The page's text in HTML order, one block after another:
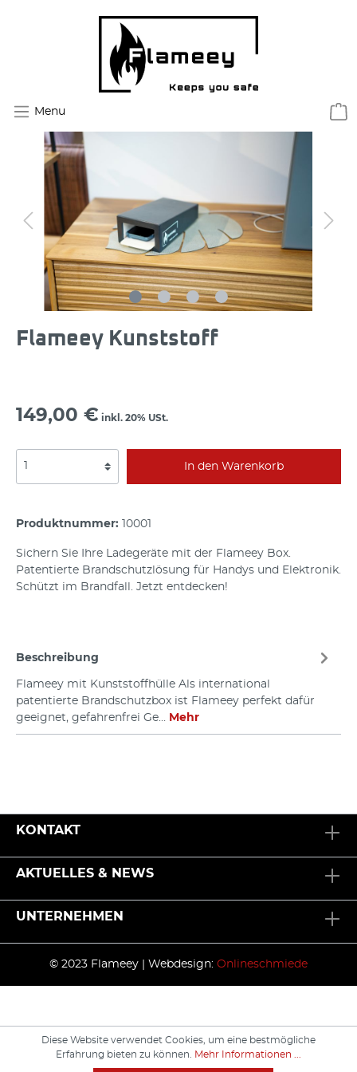
Menu
Flameey Kunststoff
149,00 € inkl. 20% USt.
In den Warenkorb
Produktnummer: 10001
Sichern Sie Ihre Ladegeräte mit der Flameey Box.
Patentierte Brandschutzlösung für Handys und Elektronik.
Schützt im Brandfall. Jetzt entdecken!
Beschreibung
Flameey mit Kunststoffhülle Als international
patentierte Brandschutzbox ist Flameey perfekt dafür
geeignet, gefahrenfrei Ge… Mehr
KONTAKT
AKTUELLES & NEWS
UNTERNEHMEN
© 2023 Flameey | Webdesign: Onlineschmiede
Diese Website verwendet Cookies, um eine bestmögliche
Erfahrung bieten zu können.
Mehr Informationen ...